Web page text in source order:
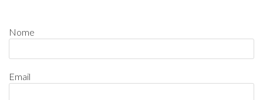
Nome
Email